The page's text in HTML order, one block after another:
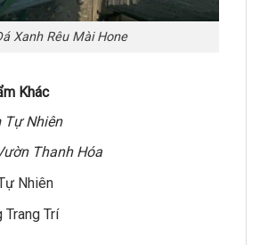
Xanh Rêu Mài Hone
Khác
Tự Nhiên
Thanh Hóa
Nhiên
Trí